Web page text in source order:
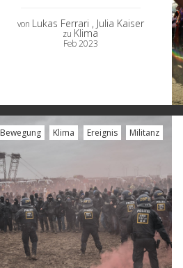
innen und Wissenschaftler
von Lukas Ferrari , Julia Kaiser
zu Klima
Feb 2023
Bewegung Klima Ereignis Militanz